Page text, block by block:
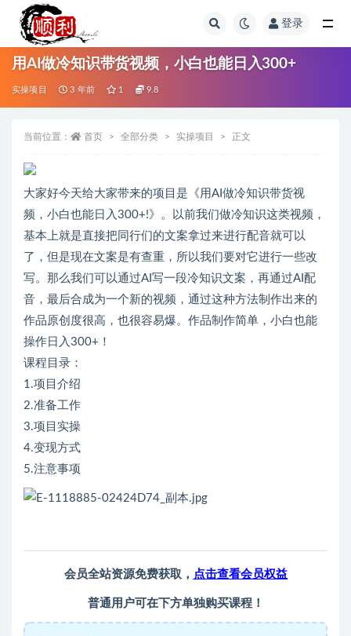
登录
用AI做冷知识带货视频，小白也能日入300+
实操项目 3 年前 1 9.8
当前位置： 首页 全部分类 实操项目 正文
大家好今天给大家带来的项目是《用AI做冷知识带货视
频，小白也能日入300+!》。以前我们做冷知识这类视频，
基本上就是直接把同行们的文案拿过来进行配音就可以
了，但是现在文案是有查重，所以我们要对它进行一些改
写。那么我们可以通过AI写一段冷知识文案，再通过AI配
音，最后合成为一个新的视频，通过这种方法制作出来的
作品原创度很高，也很容易爆。作品制作简单，小白也能
操作日入300+！
课程目录：
1.项目介绍
2.准备工作
3.项目实操
4.变现方式
5.注意事项
会员全站资源免费获取， 点击查看会员权益
普通用户可在下方单独购买课程！
全部